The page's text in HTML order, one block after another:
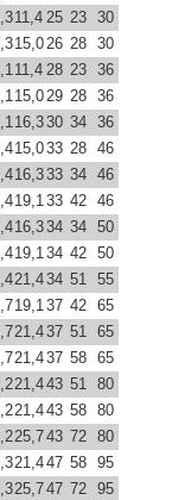
11,4 25 23
30
15,0 26 28
30
11,4 28 23
36
15,0 29 28
36
16,330 34
36
15,033 28
46
16,333 34
46
19,1 33 42
46
16,334 34
50
19,1 34 42
50
21,434 51
55
19,1 37 42
65
21,437 51
65
21,437 58
65
21,443 51
80
21,443 58
80
25,743 72
80
21,447 58
95
25,747 72
95